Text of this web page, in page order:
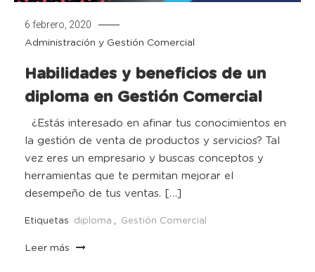
6 febrero, 2020
Administración y Gestión Comercial
Habilidades y beneficios de un
diploma en Gestión Comercial
¿Estás interesado en afinar tus conocimientos en
la gestión de venta de productos y servicios? Tal
vez eres un empresario y buscas conceptos y
herramientas que te permitan mejorar el
desempeño de tus ventas. […]
Etiquetas diploma , Gestión Comercial
Leer más